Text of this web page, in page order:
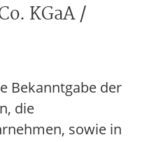
KGaA /
Bekanntgabe der
die
sowie in